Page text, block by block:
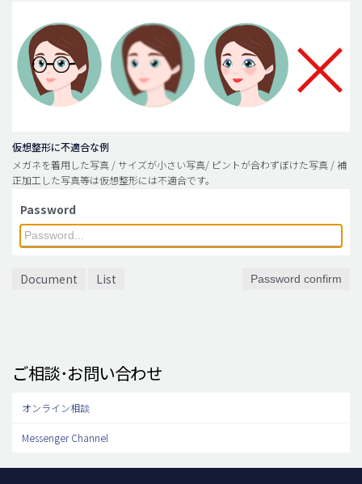
仮想整形に不適合な例
メガネを着用した写真 / サイズが小さい写真/ ピントが合わずぼけた写真 / 補
正加工した写真等は仮想整形には不適合です。
Password
Document List Password confirm
ご相談･お問い合わせ
オンライン相談
Messenger Channel